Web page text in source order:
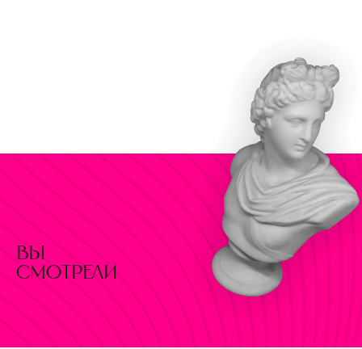
вы
смотрели